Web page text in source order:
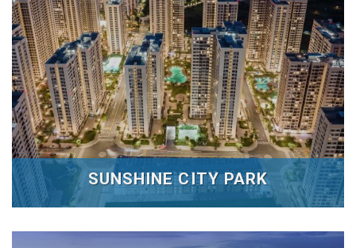
SUNSHINE CITY PARK